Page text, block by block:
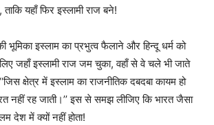
यहाँ फिर इस्लामी राज बने!
भूमिका इस्लाम का प्रभुत्व फैलाने और हिन्दू धर्म को
जहाँ इस्लामी राज जम चुका, वहाँ से वे चले भी जाते
क्षेत्र में इस्लाम का राजनीतिक दबदबा कायम हो
नहीं रह जाती।’’ इस से समझ‌ लीजिए कि भारत जैसा
देश में क्यों नहीं होता!